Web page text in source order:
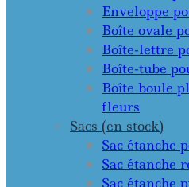
Enveloppe
Boîte ovale
Boîte-lettre
Boîte-tube
Boîte boule
fleurs
Sacs (en stock)
Sac étanche
Sac étanche
Sac étanche